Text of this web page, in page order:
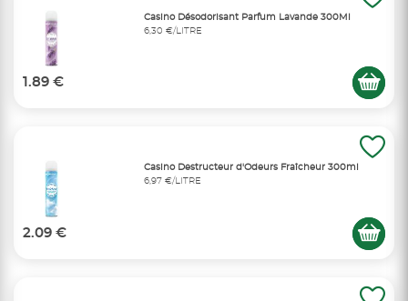
Casino Désodorisant Parfum Lavande 300Ml
6,30 €/LITRE
1.89 €
Casino Destructeur d'Odeurs Fraîcheur 300ml
6,97 €/LITRE
2.09 €